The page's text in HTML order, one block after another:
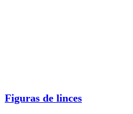
Figuras de linces